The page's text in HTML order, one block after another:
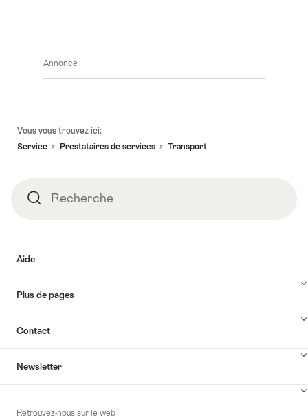
Annonce
Vous vous trouvez ici:
Service
Prestataires de services Transport
RechercheRecherche
Aide
Plus de pages
Contact
Newsletter
Retrouvez-nous sur le web